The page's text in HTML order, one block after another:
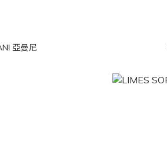
亞曼尼